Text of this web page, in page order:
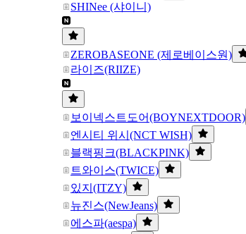
SHINee (샤이니)
ZEROBASEONE (제로베이스원)
라이즈(RIIZE)
보이넥스트도어(BOYNEXTDOOR)
엔시티 위시(NCT WISH)
블랙핑크(BLACKPINK)
트와이스(TWICE)
있지(ITZY)
뉴진스(NewJeans)
에스파(aespa)